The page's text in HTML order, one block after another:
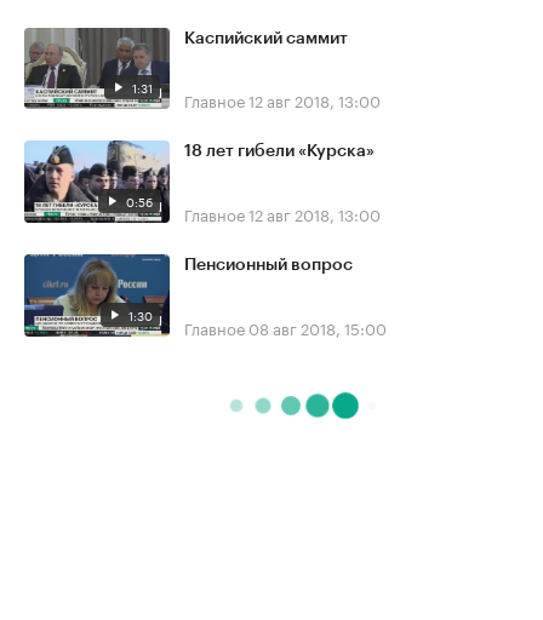
1:31
Каспийский саммит
Главное12 авг 2018, 13:00
0:56
18 лет гибели «Курска»
Главное12 авг 2018, 13:00
1:30
Пенсионный вопрос
Главное 08 авг 2018, 15:00